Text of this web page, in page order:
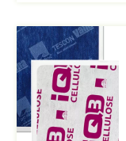
Afbeelding